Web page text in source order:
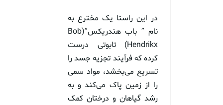
در این راستا یک مخترع به
نام ” باب هندریکس”(Bob
Hendrikx) تابوتی درست
کرده که فرآیند تجزیه جسد را
تسریع می‌بخشد، مواد سمی
را از زمین پاک می‌کند و به
رشد گیاهان و درختان کمک